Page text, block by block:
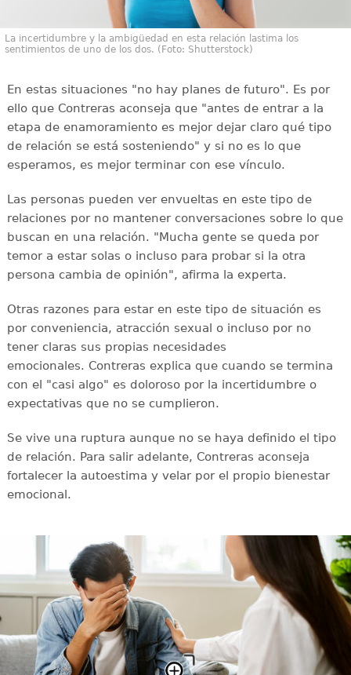
La incertidumbre y la ambigüedad en esta relación lastima los
sentimientos de uno de los dos. (Foto: Shutterstock)
En estas situaciones "no hay planes de futuro". Es por
ello que Contreras aconseja que "antes de entrar a la
etapa de enamoramiento es mejor dejar claro qué tipo
de relación se está sosteniendo" y si no es lo que
esperamos, es mejor terminar con ese vínculo.
Las personas pueden ver envueltas en este tipo de
relaciones por no mantener conversaciones sobre lo que
buscan en una relación. "Mucha gente se queda por
temor a estar solas o incluso para probar si la otra
persona cambia de opinión", afirma la experta.
Otras razones para estar en este tipo de situación es
por conveniencia, atracción sexual o incluso por no
tener claras sus propias necesidades
emocionales. Contreras explica que cuando se termina
con el "casi algo" es doloroso por la incertidumbre o
expectativas que no se cumplieron.
Se vive una ruptura aunque no se haya definido el tipo
de relación. Para salir adelante, Contreras aconseja
fortalecer la autoestima y velar por el propio bienestar
emocional.